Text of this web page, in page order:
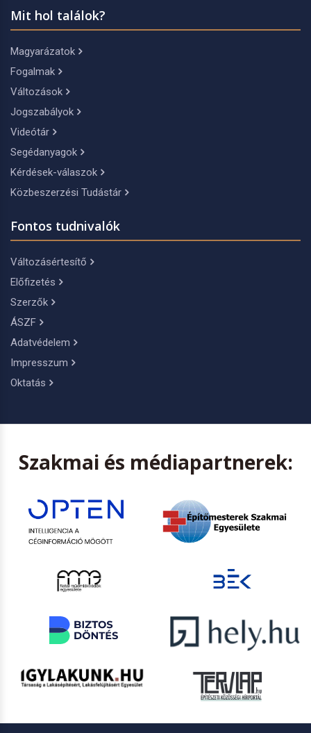
Mit hol találok?
Magyarázatok
Fogalmak
Változások
Jogszabályok
Videótár
Segédanyagok
Kérdések-válaszok
Közbeszerzési Tudástár
Fontos tudnivalók
Változásértesítő
Előfizetés
Szerzők
ÁSZF
Adatvédelem
Impresszum
Oktatás
Szakmai és médiapartnerek: